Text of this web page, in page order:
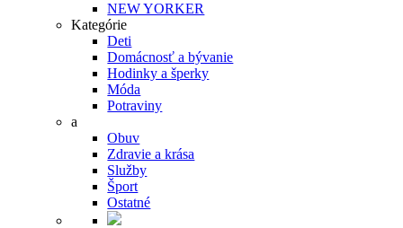
NEW YORKER
Kategórie
Deti
Domácnosť a bývanie
Hodinky a šperky
Móda
Potraviny
a
Obuv
Zdravie a krása
Služby
Šport
Ostatné